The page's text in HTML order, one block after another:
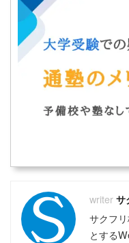
サ
サクフ
とする